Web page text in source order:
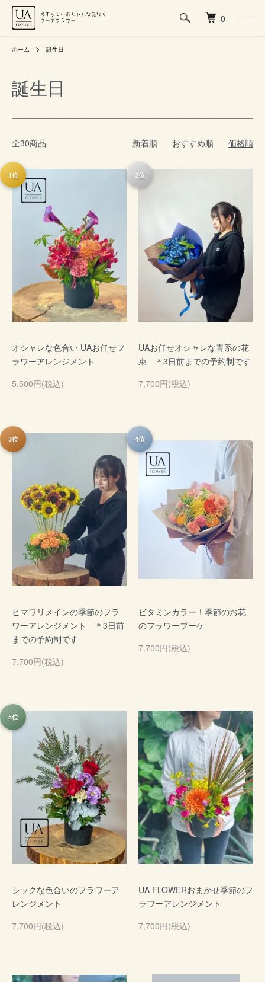
0
ホーム 誕生日
誕生日
全30商品 新着順 おすすめ順 価格順
オシャレな色合い UAお任せフ
ラワーアレンジメント
5,500円(税込)
1位
UAお任せオシャレな青系の花
束 ＊3日前までの予約制です
7,700円(税込)
2位
ヒマワリメインの季節のフラ
ワーアレンジメント ＊3日前
までの予約制です
7,700円(税込)
3位
ビタミンカラー！季節のお花
のフラワーブーケ
7,700円(税込)
4位
シックな色合いのフラワーア
レンジメント
7,700円(税込)
5位
UA FLOWERおまかせ季節のフ
ラワーアレンジメント
7,700円(税込)